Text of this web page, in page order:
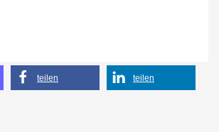
teilen teilen